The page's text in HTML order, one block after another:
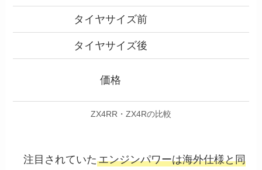
タイヤサイズ前
タイヤサイズ後
価格
ZX4RR・ZX4Rの比較
注目されていたエンジンパワーは海外仕様と同